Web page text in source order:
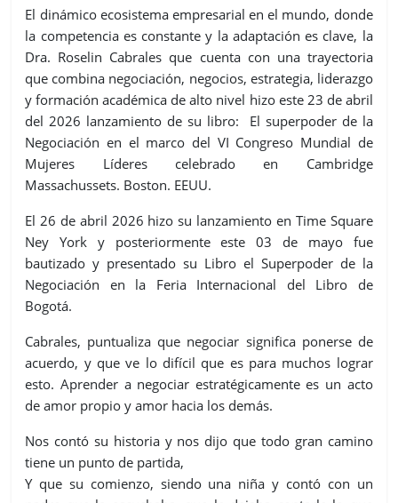
El dinámico ecosistema empresarial en el mundo, donde
la competencia es constante y la adaptación es clave, la
Dra. Roselin Cabrales que cuenta con una trayectoria
que combina negociación, negocios, estrategia, liderazgo
y formación académica de alto nivel hizo este 23 de abril
del 2026 lanzamiento de su libro: El superpoder de la
Negociación en el marco del VI Congreso Mundial de
Mujeres Líderes celebrado en Cambridge
Massachussets. Boston. EEUU.
El 26 de abril 2026 hizo su lanzamiento en Time Square
Ney York y posteriormente este 03 de mayo fue
bautizado y presentado su Libro el Superpoder de la
Negociación en la Feria Internacional del Libro de
Bogotá.
Cabrales, puntualiza que negociar significa ponerse de
acuerdo, y que ve lo difícil que es para muchos lograr
esto. Aprender a negociar estratégicamente es un acto
de amor propio y amor hacia los demás.
Nos contó su historia y nos dijo que todo gran camino
tiene un punto de partida,
Y que su comienzo, siendo una niña y contó con un